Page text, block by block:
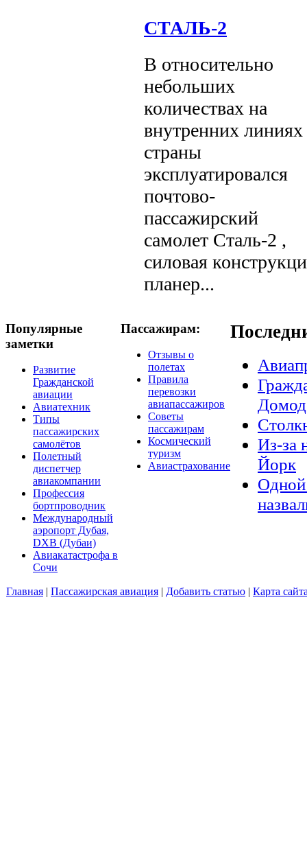
СТАЛЬ-2
В относительно
небольших
количествах на
внутренних линиях
страны
эксплуатировался
почтово-
пассажирский
самолет Cтaль-2 ,
силовая
планер...
Популярные
заметки
Развитие
Гражданской
авиации
Авиатехник
Типы
пассажирских
самолётов
Полетный
диспетчер
авиакомпании
Профессия
бортпроводник
Международный
аэропорт Дубая,
DXB (Дубаи)
Авиакатастрофа в
Сочи
Пассажирам:
Отзывы о
полетах
Правила
перевозки
авиапассажиров
Советы
пассажирам
Космический
туризм
Авиастрахование
Из-за
Йорк
Одной
Главная | Пассажирская авиация | Добавить статью | Карта